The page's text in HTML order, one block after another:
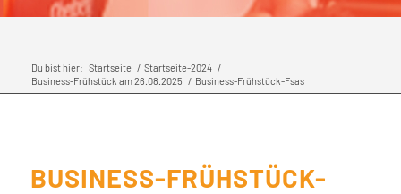
Du bist hier: Startseite / Startseite-2024 /
Business-Frühstück am 26.08.2025 / Business-Frühstück-Fsas
BUSINESS-FRÜHSTÜCK-